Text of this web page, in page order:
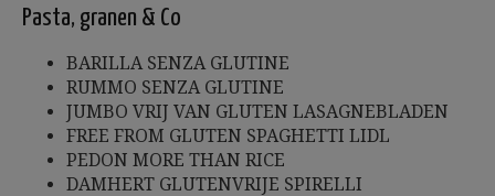
Pasta, granen & Co
BARILLA SENZA GLUTINE
RUMMO SENZA GLUTINE
JUMBO VRIJ VAN GLUTEN LASAGNEBLADEN
FREE FROM GLUTEN SPAGHETTI LIDL
PEDON MORE THAN RICE
DAMHERT GLUTENVRIJE SPIRELLI